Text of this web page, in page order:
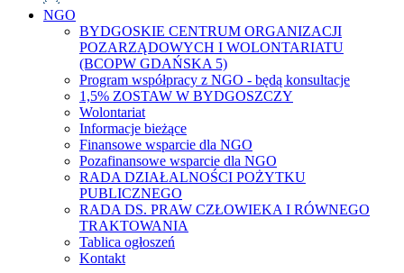
NGO
BYDGOSKIE CENTRUM ORGANIZACJI
POZARZĄDOWYCH I WOLONTARIATU
(BCOPW GDAŃSKA 5)
Program współpracy z NGO - będą konsultacje
1,5% ZOSTAW W BYDGOSZCZY
Wolontariat
Informacje bieżące
Finansowe wsparcie dla NGO
Pozafinansowe wsparcie dla NGO
RADA DZIAŁALNOŚCI POŻYTKU
PUBLICZNEGO
RADA DS. PRAW CZŁOWIEKA I RÓWNEGO
TRAKTOWANIA
Tablica ogłoszeń
Kontakt